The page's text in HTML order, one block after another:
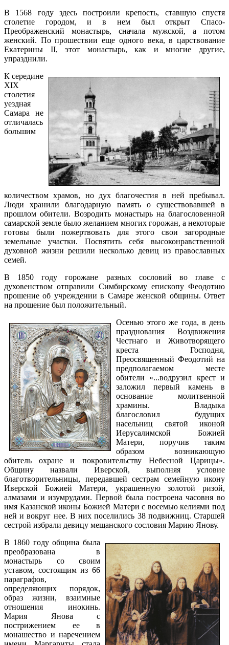
В 1568 году здесь построили крепость, ставшую спустя
столетие городом, и в нем был открыт Спасо-
Преображенский монастырь, сначала мужской, а потом
женский. По прошествии еще одного века, в царствование
Екатерины II, этот монастырь, как и многие другие,
упразднили.
К середине
XIX
столетия
уездная
Самара не
отличалась
большим
количеством храмов, но дух благочестия в ней пребывал.
Люди хранили благодарную память о существовавшей в
прошлом обители. Возродить монастырь на благословенной
самарской земле было желанием многих горожан, а некоторые
готовы были пожертвовать для этого свои загородные
земельные участки. Посвятить себя высоконравственной
духовной жизни решили несколько девиц из православных
семей.
В 1850 году горожане разных сословий во главе с
духовенством отправили Симбирскому епископу Феодотию
прошение об учреждении в Самаре женской общины. Ответ
на прошение был положительный.
Осенью этого же года, в день
празднования Воздвижения
Честнаго и Животворящего
креста Господня,
Преосвященный Феодотий на
предполагаемом месте
обители «...водрузил крест и
заложил первый камень в
основание молитвенной
храмины. Владыка
благословил будущих
насельниц святой иконой
Иерусалимской Божией
Матери, поручив таким
образом возникающую
обитель охране и покровительству Небесной Царицы».
Общину назвали Иверской, выполняя условие
благотворительницы, передавшей сестрам семейную икону
Иверской Божией Матери, украшенную золотой ризой,
алмазами и изумрудами. Первой была построена часовня во
имя Казанской иконы Божией Матери с восемью келиями под
ней и вокруг нее. В них поселились 38 подвижниц. Старшей
сестрой избрали девицу мещанского сословия Марию Янову.
В 1860 году община была
преобразована в
монастырь со своим
уставом, состоящим из 66
параграфов,
определяющих порядок,
образ жизни, взаимные
отношения инокинь.
Мария Янова с
пострижением ее в
монашество и наречением